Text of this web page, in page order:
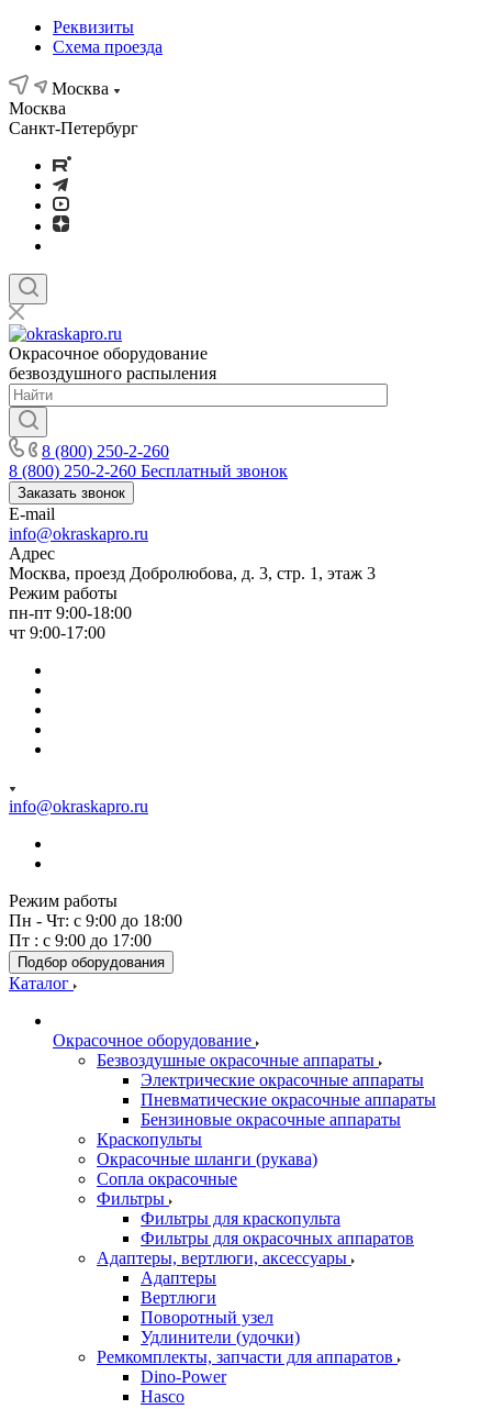
Реквизиты
Схема проезда
Москва
Москва
Санкт-Петербург
Окрасочное оборудование
безвоздушного распыления
8 (800) 250-2-260
8 (800) 250-2-260 Бесплатный звонок
Заказать звонок
E-mail
info@okraskapro.ru
Адрес
Москва, проезд Добролюбова, д. 3, стр. 1, этаж 3
Режим работы
пн-пт 9:00-18:00
чт 9:00-17:00
info@okraskapro.ru
Режим работы
Пн - Чт: с 9:00 до 18:00
Пт : с 9:00 до 17:00
Подбор оборудования
Каталог
Окрасочное оборудование
Безвоздушные окрасочные аппараты
Электрические окрасочные аппараты
Пневматические окрасочные аппараты
Бензиновые окрасочные аппараты
Краскопульты
Окрасочные шланги (рукава)
Сопла окрасочные
Фильтры
Фильтры для краскопульта
Фильтры для окрасочных аппаратов
Адаптеры, вертлюги, аксессуары
Адаптеры
Вертлюги
Поворотный узел
Удлинители (удочки)
Ремкомплекты, запчасти для аппаратов
Dino-Power
Hasco